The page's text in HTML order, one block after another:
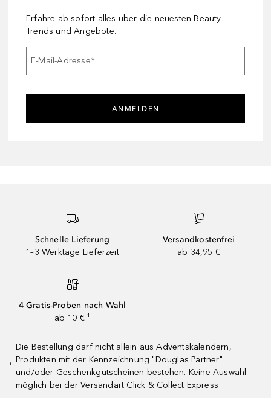
Erfahre ab sofort alles über die neuesten Beauty-
Trends und Angebote.
E-Mail-Adresse*
ANMELDEN
Schnelle Lieferung
1–3 Werktage Lieferzeit
Versandkostenfrei
ab 34,95 €
4 Gratis-Proben nach Wahl
ab 10 € ¹
¹
Die Bestellung darf nicht allein aus Adventskalendern,
Produkten mit der Kennzeichnung "Douglas Partner"
und/oder Geschenkgutscheinen bestehen. Keine Auswahl
möglich bei der Versandart Click & Collect Express